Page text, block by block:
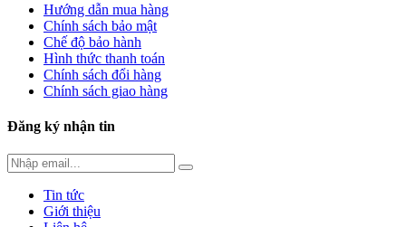
Hướng dẫn mua hàng
Chính sách bảo mật
Chế độ bảo hành
Hình thức thanh toán
Chính sách đổi hàng
Chính sách giao hàng
Đăng ký nhận tin
Tin tức
Giới thiệu